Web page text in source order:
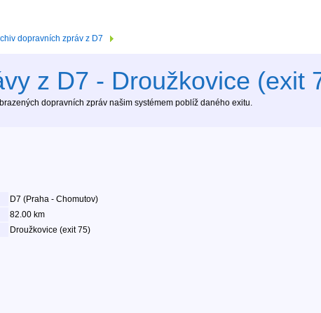
dopravních zpráv z D7
z D7 - Droužkovice (exit
dopravních zpráv našim systémem poblíž daného exitu.
D7 (Praha - Chomutov)
82.00 km
Droužkovice (exit 75)